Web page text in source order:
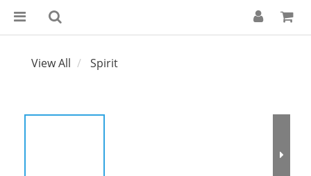
View All Spirit